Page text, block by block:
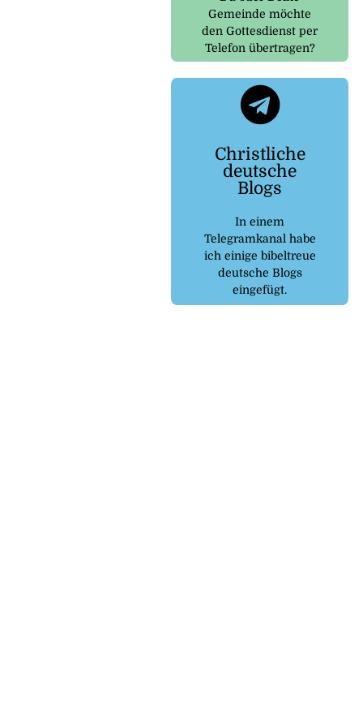
Gemeinde möchte
den Gottesdienst per
Telefon übertragen?
Christliche
deutsche
Blogs
In einem
Telegramkanal habe
ich einige bibeltreue
deutsche Blogs
eingefügt.
Christliche
deutsche
Blogs
Klicke auf den Button
um zu dem Kanal zu
kommen
Telegram